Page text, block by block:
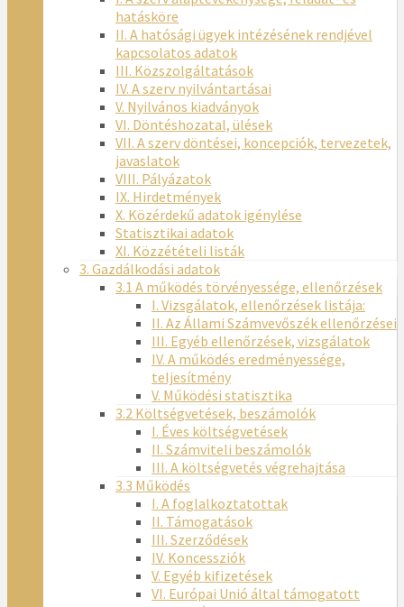
hatásköre
II. A hatósági ügyek intézésének rendjével
kapcsolatos adatok
III. Közszolgáltatások
IV. A szerv nyilvántartásai
V. Nyilvános kiadványok
VI. Döntéshozatal, ülések
VII. A szerv döntései, koncepciók, tervezetek,
javaslatok
VIII. Pályázatok
IX. Hirdetmények
X. Közérdekű adatok igénylése
Statisztikai adatok
XI. Közzétételi listák
3. Gazdálkodási adatok
3.1 A működés törvényessége, ellenőrzések
I. Vizsgálatok, ellenőrzések listája:
II. Az Állami Számvevőszék ellenőrzései
III. Egyéb ellenőrzések, vizsgálatok
IV. A működés eredményessége,
teljesítmény
V. Működési statisztika
3.2 Költségvetések, beszámolók
I. Éves költségvetések
II. Számviteli beszámolók
III. A költségvetés végrehajtása
3.3 Működés
I. A foglalkoztatottak
II. Támogatások
III. Szerződések
IV. Koncessziók
V. Egyéb kifizetések
VI. Európai Unió által támogatott